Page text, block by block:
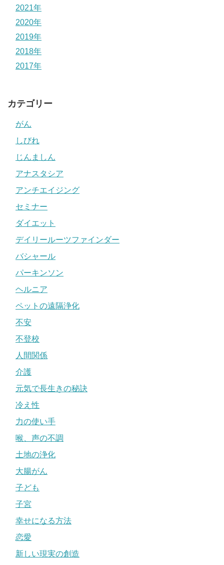
2021年
2020年
2019年
2018年
2017年
カテゴリー
がん
しびれ
じんましん
アナスタシア
アンチエイジング
セミナー
ダイエット
デイリールーツファインダー
バシャール
パーキンソン
ヘルニア
ペットの遠隔浄化
不安
不登校
人間関係
介護
元気で長生きの秘訣
冷え性
力の使い手
喉、声の不調
土地の浄化
大腸がん
子ども
子宮
幸せになる方法
恋愛
新しい現実の創造